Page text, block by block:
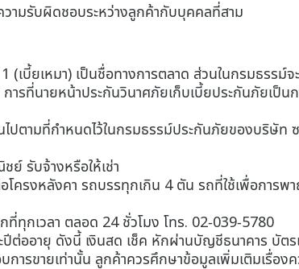
วามรับผิดชอบระหว่างลูกค้ากับบุคคลที่สาม
เบี้ยเหมา) เป็นชื่อทางการตลาด ส่วนในกรมธรร
รที่นายหน้าประกันวินาศภัยเก็บเบี้ยประกันภัยเป็น
ปตามที่กำหนดไว้ในกรมธรรม์ประกันภัยของบริษัท
ย์ รับจ้างหรือให้เช่า
ครงหลังคา รถบรรทุกเกิน 4 ตัน รถที่ใช้เพื่อการ
ที่ทุกเวลา ตลอด 24 ชั่วโมง โทร. 02-039-5780
ปีต่ออายุ ดังนี้ เงินสด เช็ค หักผ่านบัญชีธนาคาร บัต
ารขายเท่านั้น ลูกค้าควรศึกษาข้อมูลเพิ่มเติมเรื่อ